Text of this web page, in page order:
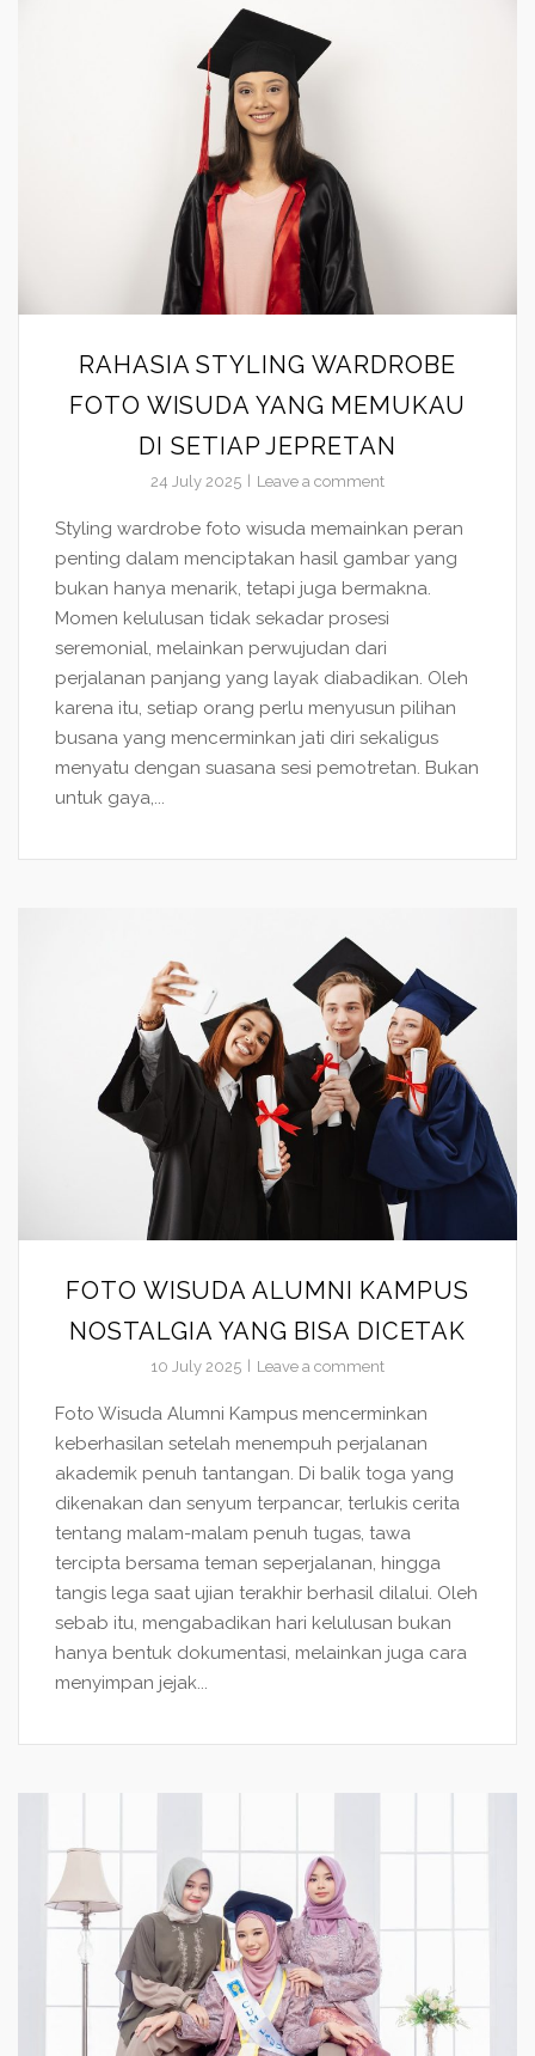
RAHASIA STYLING WARDROBE
FOTO WISUDA YANG MEMUKAU
DI SETIAP JEPRETAN
24 July 2025 Leave a comment
Styling wardrobe foto wisuda memainkan peran
penting dalam menciptakan hasil gambar yang
bukan hanya menarik, tetapi juga bermakna.
Momen kelulusan tidak sekadar prosesi
seremonial, melainkan perwujudan dari
perjalanan panjang yang layak diabadikan. Oleh
karena itu, setiap orang perlu menyusun pilihan
busana yang mencerminkan jati diri sekaligus
menyatu dengan suasana sesi pemotretan. Bukan
untuk gaya,...
FOTO WISUDA ALUMNI KAMPUS
NOSTALGIA YANG BISA DICETAK
10 July 2025 Leave a comment
Foto Wisuda Alumni Kampus mencerminkan
keberhasilan setelah menempuh perjalanan
akademik penuh tantangan. Di balik toga yang
dikenakan dan senyum terpancar, terlukis cerita
tentang malam-malam penuh tugas, tawa
tercipta bersama teman seperjalanan, hingga
tangis lega saat ujian terakhir berhasil dilalui. Oleh
sebab itu, mengabadikan hari kelulusan bukan
hanya bentuk dokumentasi, melainkan juga cara
menyimpan jejak...